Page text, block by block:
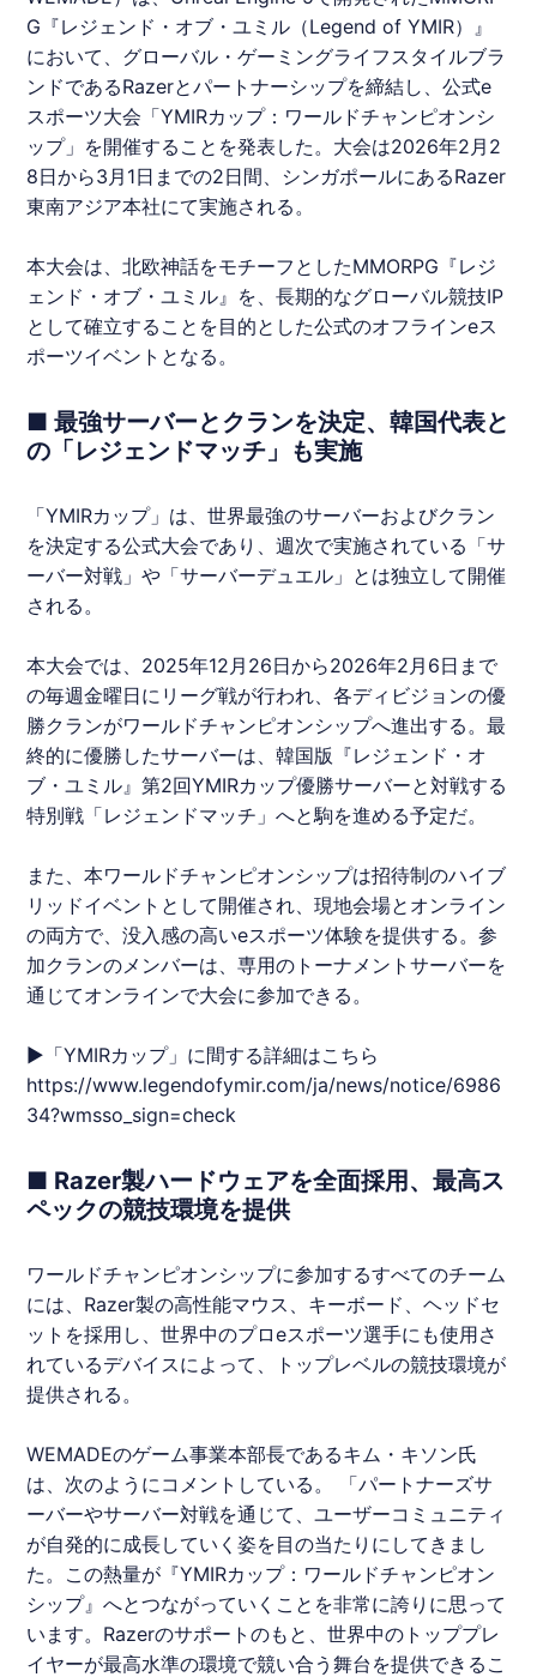
G『レジェンド・オブ・ユミル （Legend of YMIR）』
において、グローバル・ゲーミングライフスタイルブラ
ンドであるRazerとパートナーシップを締結し、公式e
スポーツ大会「YMIRカップ：ワールドチャンピオンシ
ップ」を開催することを発表した。大会は2026年2月2
8日から3月1日までの2日間、シンガポールにあるRazer
東南アジア本社にて実施される。
本大会は、北欧神話をモチーフとしたMMORPG『レジ
ェンド・オブ・ユミル 』を、長期的なグローバル競技IP
として確立することを目的とした公式のオフラインeス
ポーツイベントとなる。
■ 最強サーバーとクランを決定、韓国代表と
の「レジェンドマッチ」も実施
「YMIRカップ」は、世界最強のサーバーおよびクラン
を決定する公式大会であり、週次で実施されている「サ
ーバー対戦」や「サーバーデュエル」とは独立して開催
される。
本大会では、2025年12月26日から2026年2月6日まで
の毎週金曜日にリーグ戦が行われ、各ディビジョンの優
勝クランがワールドチャンピオンシップへ進出する。最
終的に優勝したサーバーは、韓国版『レジェンド・オ
ブ・ユミル 』第2回YMIRカップ優勝サーバーと対戦する
特別戦「レジェンドマッチ」へと駒を進める予定だ。
また、本ワールドチャンピオンシップは招待制のハイブ
リッドイベントとして開催され、現地会場とオンライン
の両方で、没入感の高いeスポーツ体験を提供する。参
加クランのメンバーは、専用のトーナメントサーバーを
通じてオンラインで大会に参加できる。
▶︎「YMIRカップ」に間する詳細はこちら
https://www.legendofymir.com/ja/news/notice/6986
34?wmsso_sign=check
■ Razer製ハードウェアを全面採用、最高ス
ペックの競技環境を提供
ワールドチャンピオンシップに参加するすべてのチーム
には、Razer製の高性能マウス、キーボード、ヘッドセ
ットを採用し、世界中のプロeスポーツ選手にも使用さ
れているデバイスによって、トップレベルの競技環境が
提供される。
WEMADEのゲーム事業本部長であるキム・キソン氏
は、次のようにコメントしている。 「パートナーズサ
ーバーやサーバー対戦を通じて、ユーザーコミュニティ
が自発的に成長していく姿を目の当たりにしてきまし
た。この熱量が『YMIRカップ：ワールドチャンピオン
シップ』へとつながっていくことを非常に誇りに思って
います。Razerのサポートのもと、世界中のトッププレ
イヤーが最高水準の環境で競い合う舞台を提供できるこ